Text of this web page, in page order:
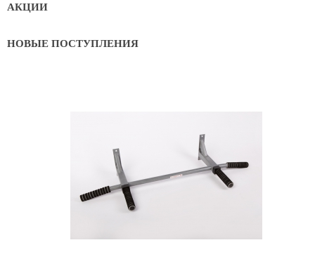
АКЦИИ
НОВЫЕ ПОСТУПЛЕНИЯ